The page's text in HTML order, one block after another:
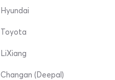
Hyundai
Toyota
LiXiang
Changan (Deepal)